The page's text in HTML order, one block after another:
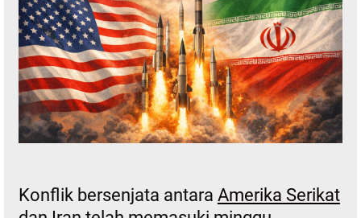
Konflik bersenjata antara Amerika Serikat